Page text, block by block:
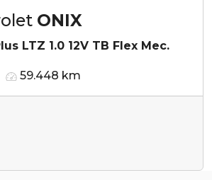
ONIX
LTZ 1.0 12V TB Flex Mec.
59.448 km